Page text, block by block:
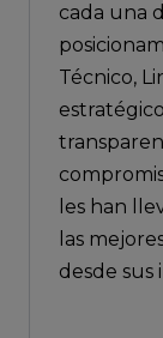
cada una
Técnico,
les han
las
desde sus